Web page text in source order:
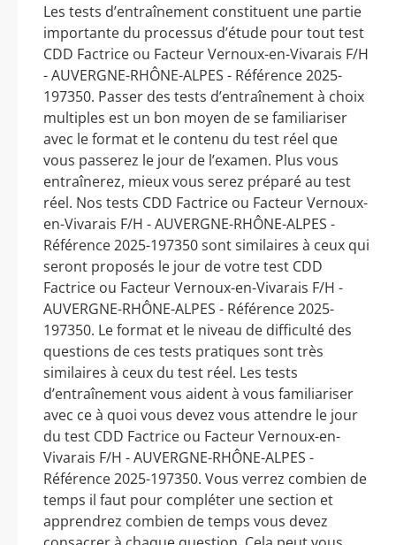
Les tests d’entraînement constituent une partie
importante du processus d’étude pour tout test
CDD Factrice ou Facteur Vernoux-en-Vivarais F/H
- AUVERGNE-RHÔNE-ALPES - Référence 2025-
197350. Passer des tests d’entraînement à choix
multiples est un bon moyen de se familiariser
avec le format et le contenu du test réel que
vous passerez le jour de l’examen. Plus vous
entraînerez, mieux vous serez préparé au test
réel. Nos tests CDD Factrice ou Facteur Vernoux-
en-Vivarais F/H - AUVERGNE-RHÔNE-ALPES -
Référence 2025-197350 sont similaires à ceux qui
seront proposés le jour de votre test CDD
Factrice ou Facteur Vernoux-en-Vivarais F/H -
AUVERGNE-RHÔNE-ALPES - Référence 2025-
197350. Le format et le niveau de difficulté des
questions de ces tests pratiques sont très
similaires à ceux du test réel. Les tests
d’entraînement vous aident à vous familiariser
avec ce à quoi vous devez vous attendre le jour
du test CDD Factrice ou Facteur Vernoux-en-
Vivarais F/H - AUVERGNE-RHÔNE-ALPES -
Référence 2025-197350. Vous verrez combien de
temps il faut pour compléter une section et
apprendrez combien de temps vous devez